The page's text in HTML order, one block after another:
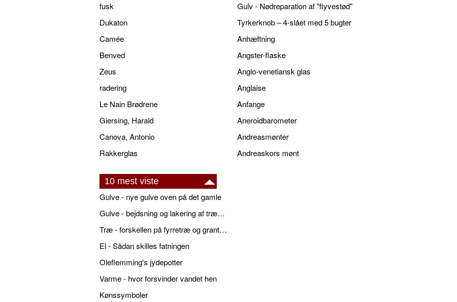
fusk
Dukaton
Camée
Benved
Zeus
radering
Le Nain Brødrene
Giersing, Harald
Canova, Antonio
Rakkerglas
Gulv - Nødreparation af "flyvestød"
Tyrkerknob – 4-slået med 5 bugter
Anhæftning
Angster-flaske
Anglo-venetiansk glas
Anglaise
Anfange
Aneroidbarometer
Andreasmønter
Andreaskors mønt
10 mest viste
Gulve - nye gulve oven på det gamle
Gulve - bejdsning og lakering af trægulve
Træ - forskellen på fyrretræ og grantræ
El - Sådan skilles fatningen
Oleflemming's jydepotter
Varme - hvor forsvinder vandet hen
Kønssymboler